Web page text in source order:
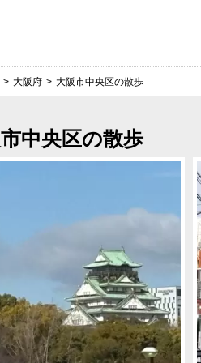
> 大阪府 > 大阪市中央区の散歩
中央区の散歩